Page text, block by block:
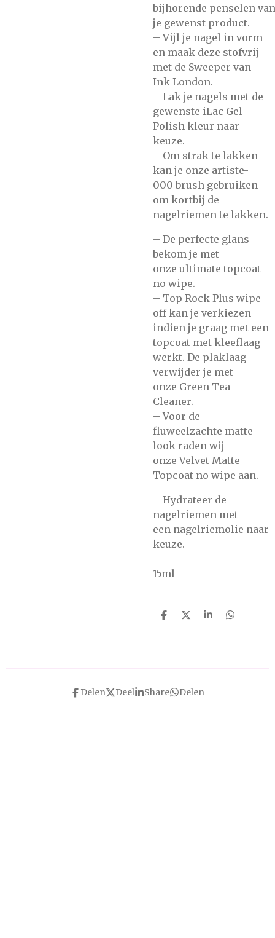
bijhorende penselen van
je gewenst product.
– Vijl je nagel in vorm
en maak deze stofvrij
met de Sweeper van
Ink London.
– Lak je nagels met de
gewenste iLac Gel
Polish kleur naar
keuze.
– Om strak te lakken
kan je onze artiste-
000 brush gebruiken
om kortbij de
nagelriemen te lakken.
– De perfecte glans
bekom je met
onze ultimate topcoat
no wipe.
– Top Rock Plus wipe
off kan je verkiezen
indien je graag met een
topcoat met kleeflaag
werkt. De plaklaag
verwijder je met
onze Green Tea
Cleaner.
– Voor de
fluweelzachte matte
look raden wij
onze Velvet Matte
Topcoat no wipe aan.
– Hydrateer de
nagelriemen met
een nagelriemolie naar
keuze.
15ml
D
D
S
D
Delen Deel Share Delen